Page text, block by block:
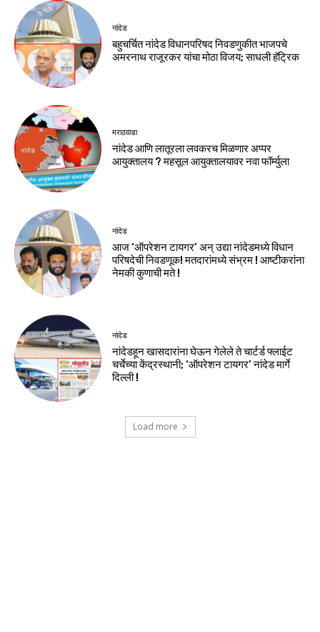
नांदेड
बहुचर्चित नांदेड विधानपरिषद निवडणुकीत भाजपचे
अमरनाथ राजूरकर यांचा मोठा विजय; साधली हॅट्रिक
मराठवाडा
नांदेड आणि लातूरला लवकरच मिळणार अप्पर
आयुक्तालय ? महसूल आयुक्तालयावर नवा फॉर्म्युला
नांदेड
आज ‘ऑपरेशन टायगर’ अन् उद्या नांदेडमध्ये विधान
परिषदेची निवडणूक! मतदारांमध्ये संभ्रम ! आष्टीकरांना
नेमकी कुणाची मते !
नांदेड
नांदेडहून खासदारांना घेऊन गेलेले ते चार्टर्ड फ्लाईट
चर्चेच्या केंद्रस्थानी; ‘ऑपरेशन टायगर’ नांदेड मार्गे
दिल्ली !
Load more